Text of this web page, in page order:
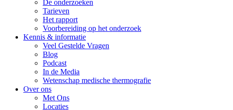
De onderzoeken
Tarieven
Het rapport
Voorbereiding op het onderzoek
Kennis & informatie
Veel Gestelde Vragen
Blog
Podcast
In de Media
Wetenschap medische thermografie
Over ons
Met Ons
Locaties